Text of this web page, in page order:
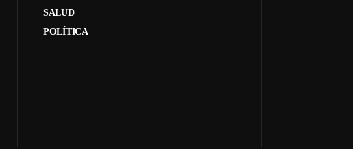
SALUD
POLÍTICA